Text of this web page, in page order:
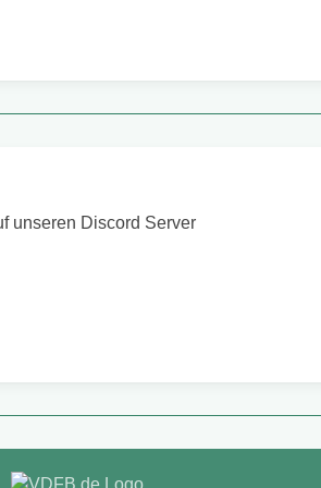
unseren Discord Server